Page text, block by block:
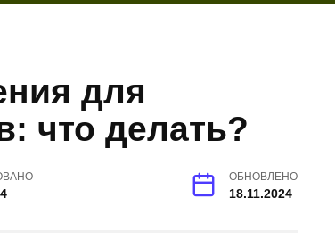
для
что делать?
ОБНОВЛЕНО
18.11.2024